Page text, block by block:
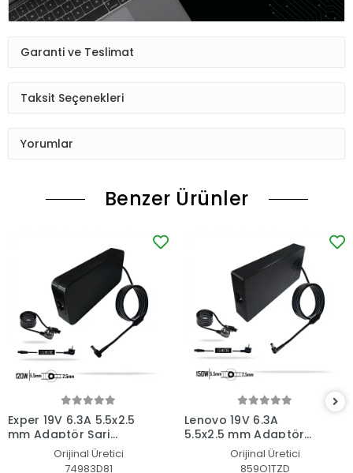
Garanti ve Teslimat
Taksit Seçenekleri
Yorumlar
Benzer Ürünler
Exper 19V 6.3A 5.5x2.5
mm Adaptör Şarj
Aleti-CihazıOrijinal Üretici
74983D81
Lenovo 19V 6.3A
5.5x2.5 mm Adaptör
Şarj Aleti-Cihazı
Orijinal Üretici
859O1TZD